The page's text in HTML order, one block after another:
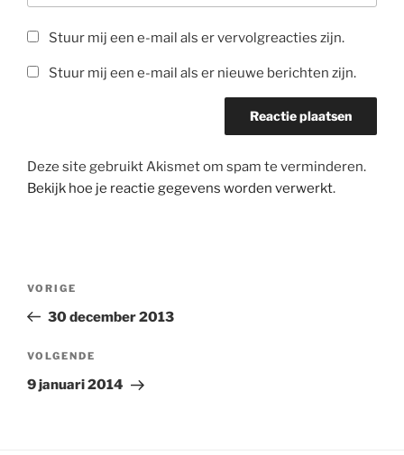
Stuur mij een e-mail als er vervolgreacties zijn.
Stuur mij een e-mail als er nieuwe berichten zijn.
Deze site gebruikt Akismet om spam te verminderen.
Bekijk hoe je reactie gegevens worden verwerkt.
Vorig
bericht
VORIGE
30 december 2013
Volgend
bericht
VOLGENDE
9 januari 2014